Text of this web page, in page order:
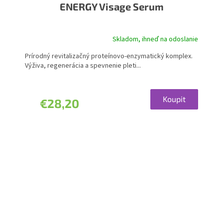
ENERGY Visage Serum
produktu
je
hviezdičiek.
Skladom, ihneď na odoslanie
€28,20 Koupit
Prírodný revitalizačný proteínovo-enzymatický komplex.
Výživa, regenerácia a spevnenie pleti...